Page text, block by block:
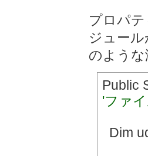
プロパ
ジュー
のよう
Public
'ファ
Dim